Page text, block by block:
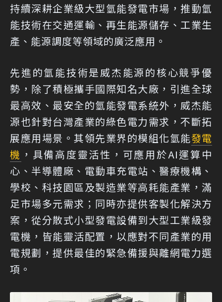
持續深耕企業級大型氫能發電市場，推動氫
能技術在交通運輸、再生能源儲存、工業生
產、能源調度等領域的廣泛應用。
先進的氫能技術是威杰能源的核心競爭優
勢，除了積極攜手國際知名大廠，引進全球
最高效、最安全的氫能發電系統外，威杰能
源也針對台灣產業的綠色電力需求，不斷拓
展應用場景。其領先業界的模組化氫能發電
機 ，具備高度靈活性，可應用於AI運算中
心、半導體廠、電動車充電站、醫療機構、
學校、科技園區及製造業等高耗能產業，滿
足市場多元需求；同時亦提供客製化解決方
案，從分散式小型發電設備到大型工業級發
電機，皆能靈活配置，以應對不同產業的用
電規劃，提供最佳的緊急備援與離網電力選
項。